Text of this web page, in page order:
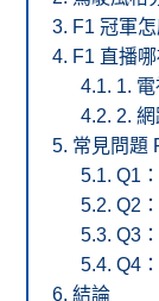
F1 冠軍
F1 直播
1.
2.
常見問題
Q1
Q2
Q3
Q4
結論